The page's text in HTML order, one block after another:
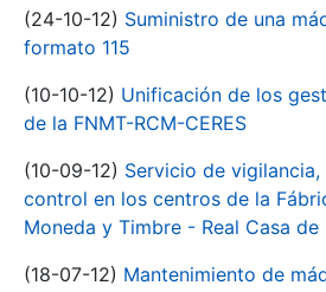
(24-10-12) Suministro de una
formato 115
(10-10-12) Unificación de los
de la FNMT-RCM-CERES
(10-09-12) Servicio de
control en los centros de la
Moneda y Timbre - Real Casa de
(18-07-12) Mantenimiento de